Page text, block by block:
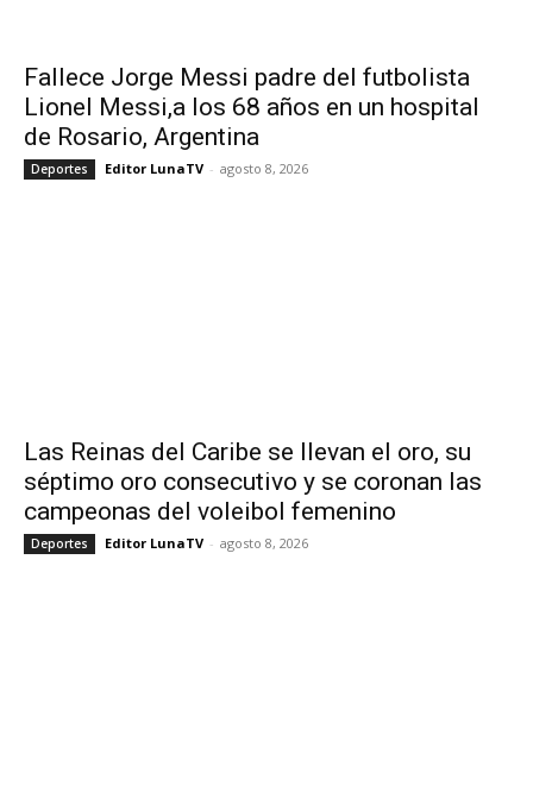
Fallece Jorge Messi padre del futbolista
Lionel Messi,a los 68 años en un hospital
de Rosario, Argentina
Deportes Editor LunaTV - agosto 8, 2026
Las Reinas del Caribe se llevan el oro, su
séptimo oro consecutivo y se coronan las
campeonas del voleibol femenino
Deportes Editor LunaTV - agosto 8, 2026